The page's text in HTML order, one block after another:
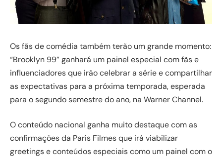
Os fãs de comédia também terão um grande momento:
“Brooklyn 99” ganhará um painel especial com fãs e
influenciadores que irão celebrar a série e compartilhar
as expectativas para a próxima temporada, esperada
para o segundo semestre do ano, na Warner Channel.
O conteúdo nacional ganha muito destaque com as
confirmações da Paris Filmes que irá viabilizar
greetings e conteúdos especiais como um painel com o